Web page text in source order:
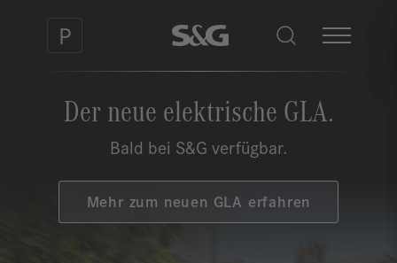
Der neue elektrische GLA.
Bald bei S&G verfügbar.
Mehr zum neuen GLA erfahren